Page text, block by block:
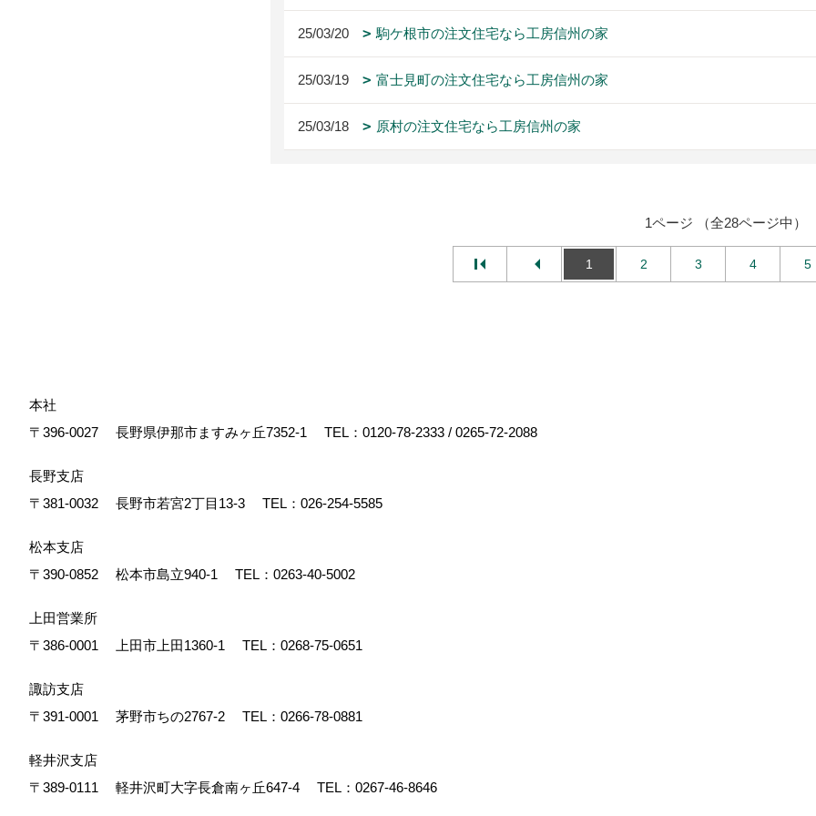
25/03/20 駒ケ根市の注文住宅なら工房信州の家
25/03/19 富士見町の注文住宅なら工房信州の家
25/03/18 原村の注文住宅なら工房信州の家
1ページ （全28ページ中）
1 2 3 4 5
本社
〒396-0027
長野県伊那市ますみヶ丘7352-1 TEL： 0120-78-2333 / 0265-72-2088
長野支店
〒381-0032
長野市若宮2丁目13-3 TEL： 026-254-5585
松本支店
〒390-0852
松本市島立940-1 TEL： 0263-40-5002
上田営業所
〒386-0001
上田市上田1360-1 TEL： 0268-75-0651
諏訪支店
〒391-0001
茅野市ちの2767-2 TEL： 0266-78-0881
軽井沢支店
〒389-0111
軽井沢町大字長倉南ヶ丘647-4 TEL： 0267-46-8646